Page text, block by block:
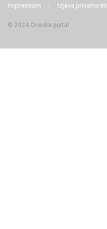
Impressum Izjava privatnosti
© 2024 Cronika portal